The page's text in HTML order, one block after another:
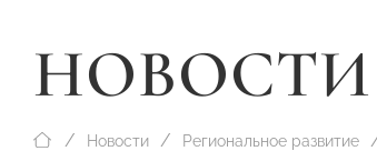
НОВОСТИ
Новости Региональное развитие